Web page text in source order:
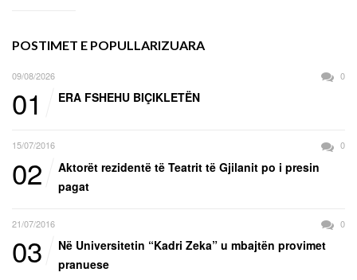
POSTIMET E POPULLARIZUARA
09/08/2026 0
01 ERA FSHEHU BIÇIKLETËN
15/07/2016 0
02
Aktorët rezidentë të Teatrit të Gjilanit po i presin
pagat
21/07/2016 0
03
Në Universitetin “Kadri Zeka” u mbajtën provimet
pranuese